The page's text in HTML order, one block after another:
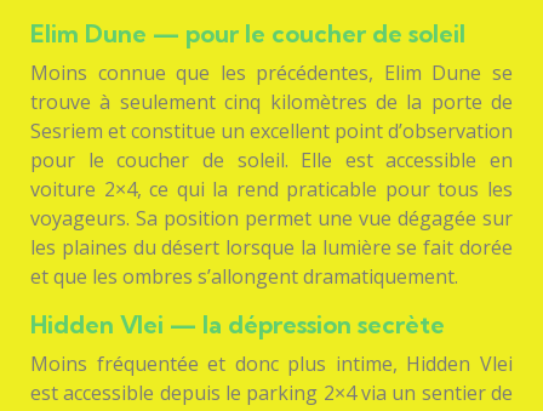
Elim Dune — pour le coucher de soleil
Moins connue que les précédentes, Elim Dune se
trouve à seulement cinq kilomètres de la porte de
Sesriem et constitue un excellent point d’observation
pour le coucher de soleil. Elle est accessible en
voiture 2×4, ce qui la rend praticable pour tous les
voyageurs. Sa position permet une vue dégagée sur
les plaines du désert lorsque la lumière se fait dorée
et que les ombres s’allongent dramatiquement.
Hidden Vlei — la dépression secrète
Moins fréquentée et donc plus intime, Hidden Vlei
est accessible depuis le parking 2×4 via un sentier de